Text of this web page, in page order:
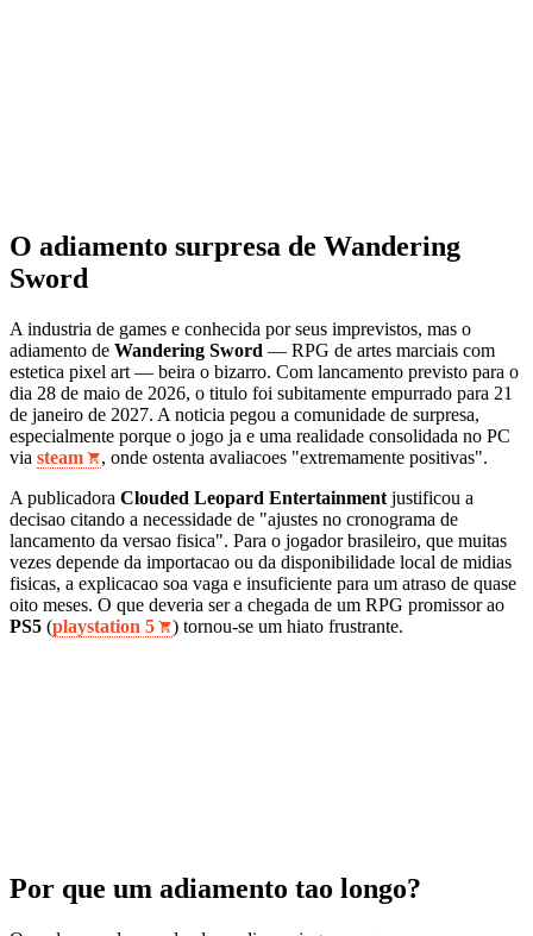
O adiamento surpresa de Wandering
Sword
A industria de games e conhecida por seus imprevistos, mas o
adiamento de Wandering Sword — RPG de artes marciais com
estetica pixel art — beira o bizarro. Com lancamento previsto para o
dia 28 de maio de 2026, o titulo foi subitamente empurrado para 21
de janeiro de 2027. A noticia pegou a comunidade de surpresa,
especialmente porque o jogo ja e uma realidade consolidada no PC
via steam
, onde ostenta avaliacoes "extremamente positivas".
A publicadora Clouded Leopard Entertainment justificou a
decisao citando a necessidade de "ajustes no cronograma de
lancamento da versao fisica". Para o jogador brasileiro, que muitas
vezes depende da importacao ou da disponibilidade local de midias
fisicas, a explicacao soa vaga e insuficiente para um atraso de quase
oito meses. O que deveria ser a chegada de um RPG promissor ao
PS5 (playstation 5 ) tornou-se um hiato frustrante.
Por que um adiamento tao longo?